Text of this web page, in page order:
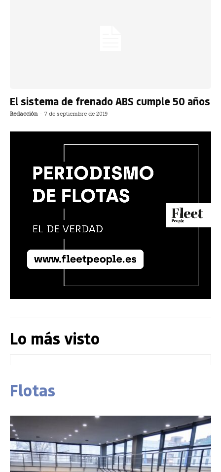
El sistema de frenado ABS cumple 50 años
Redacción - 7 de septiembre de 2019
Lo más visto
Flotas